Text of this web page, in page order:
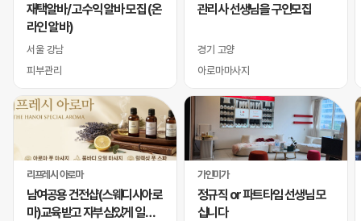
재택알바/ 고수익 알바 모집 (온
라인 알바)
서울 강남
피부관리
리프레시 아로마
남여공용 건전샵(스웨디시아로
마)교육받고 자부심있게 일하
관리사 선생님을 구인모집
경기 고양
아로마마사지
가인미가
정규직 or 파트타임 선생님 모
십니다